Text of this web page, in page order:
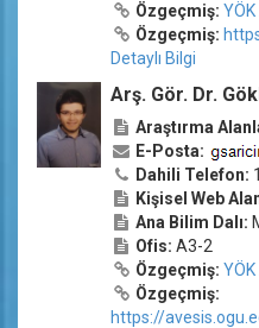
Özgeçmiş:
Özgeçmiş:
Detaylı Bilgi
Arş. Gör. Dr.
Araştırma
E-Posta:
Dahili Telefon:
Kişisel Web
Ana Bilim Dalı:
Ofis: A3-2
Özgeçmiş:
Özgeçmiş:
https://